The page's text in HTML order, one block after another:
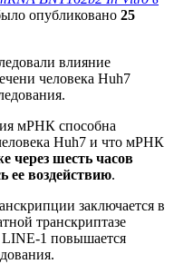
опубликовано 25
влияние
человека Huh7
мРНК способна
Huh7 и что мРНК
через шесть часов
ее воздействию.
заключается в
транскриптазе
LINE-1 повышается